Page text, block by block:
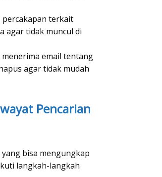
percakapan terkait
agar tidak muncul di
menerima email tentang
agar tidak mudah
Pencarian
bisa mengungkap
langkah-langkah